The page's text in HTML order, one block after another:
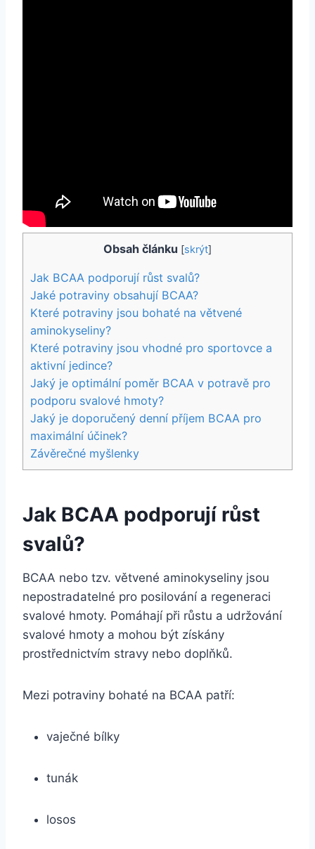
Obsah článku [skrýt]
Jak BCAA podporují růst svalů?
Jaké potraviny obsahují BCAA?
Které potraviny jsou bohaté na větvené
aminokyseliny?
Které potraviny jsou vhodné pro sportovce a
aktivní jedince?
Jaký je optimální poměr BCAA v potravě pro
podporu svalové hmoty?
Jaký je doporučený denní příjem BCAA pro
maximální účinek?
Závěrečné myšlenky
Jak BCAA podporují růst
svalů?
BCAA nebo tzv. větvené aminokyseliny jsou
nepostradatelné pro posilování a regeneraci
svalové hmoty. Pomáhají při růstu a udržování
svalové hmoty a mohou být získány
prostřednictvím stravy nebo doplňků.
Mezi potraviny bohaté na BCAA patří:
vaječné bílky
tunák
losos